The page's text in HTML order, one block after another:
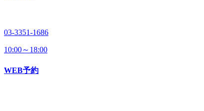
03-3351-1686
10:00～18:00
WEB予約